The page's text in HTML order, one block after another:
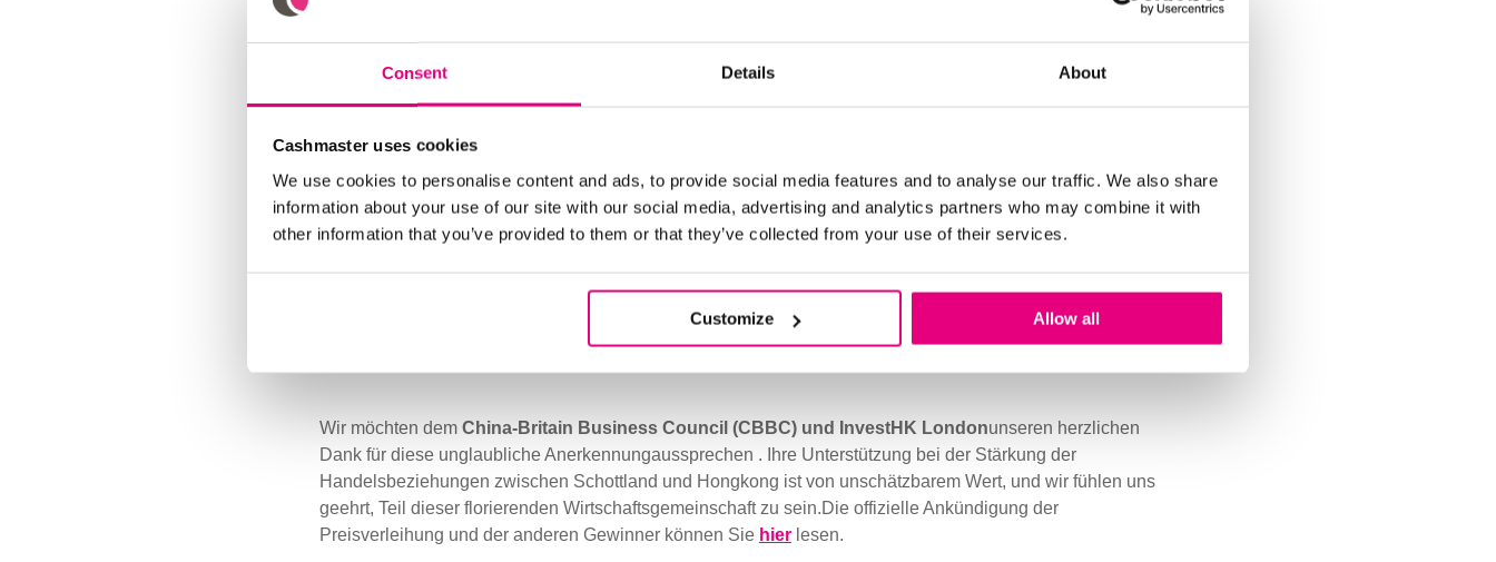
Consent Details About
Cashmaster uses cookies
We use cookies to personalise content and ads, to provide social media features and to analyse our traffic. We also share
information about your use of our site with our social media, advertising and analytics partners who may combine it with
other information that you’ve provided to them or that they’ve collected from your use of their services.
Customize Allow all
sicherzustellen, dass unsere Cash-Management-Lösungen weiterhin Wert und Effizienz für Unternehmen in
Wir möchten dem China-Britain Business Council (CBBC) und InvestHK Londonunseren herzlichen
Dank für diese unglaubliche Anerkennungaussprechen . Ihre Unterstützung bei der Stärkung der
Handelsbeziehungen zwischen Schottland und Hongkong ist von unschätzbarem Wert, und wir fühlen uns
geehrt, Teil dieser florierenden Wirtschaftsgemeinschaft zu sein.Die offizielle Ankündigung der
Preisverleihung und der anderen Gewinner können Sie hier lesen.